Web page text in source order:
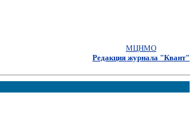
МЦНМО
Редакция журнала "Квант"